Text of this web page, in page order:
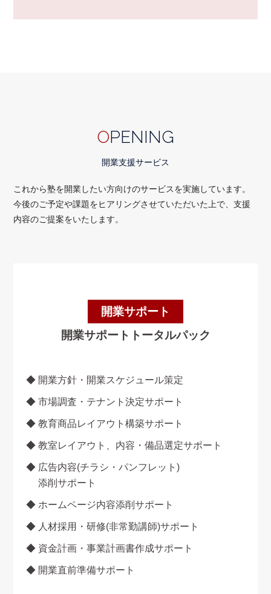
OPENING
開業支援サービス
これから塾を開業したい方向けのサービスを実施しています。
今後のご予定や課題をヒアリングさせていただいた上で、支援
内容のご提案をいたします。
開業サポート
開業サポートトータルパック
◆ 開業方針・開業スケジュール策定
◆ 市場調査・テナント決定サポート
◆ 教育商品レイアウト構築サポート
◆ 教室レイアウト、内容・備品選定サポート
◆ 広告内容(チラシ・パンフレット)
添削サポート
◆ ホームページ内容添削サポート
◆ 人材採用・研修(非常勤講師)サポート
◆ 資金計画・事業計画書作成サポート
◆ 開業直前準備サポート